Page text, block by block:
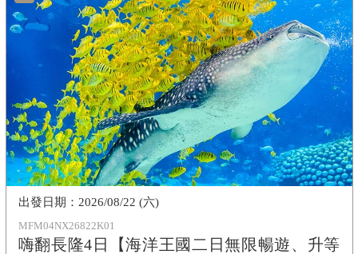
MFM04NX26822K01
嗨翻長隆4日【海洋王國二日無限暢遊、升等
2026/08/22 (六)